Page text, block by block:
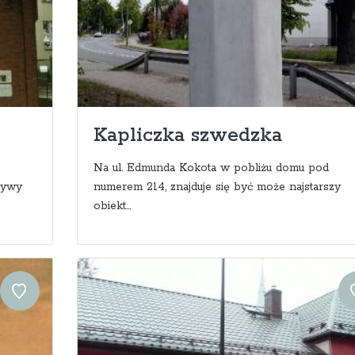
Kapliczka szwedzka
Na ul. Edmunda Kokota w pobliżu domu pod
numerem 214, znajduje się być może najstarszy
obiekt...